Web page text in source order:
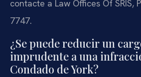
contacte a Law Offices Of SRIS,
7747.
¿Se puede reducir un
imprudente a una
Condado de York?